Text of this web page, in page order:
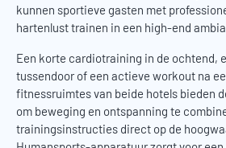
kunnen sportieve gasten met
hartenlust trainen in een high-end
Een korte cardiotraining in de ochtend,
tussendoor of een actieve workout na
fitnessruimtes van beide hotels bieden
om beweging en ontspanning te
trainingsinstructies direct op de